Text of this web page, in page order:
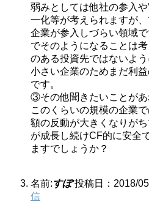
弱みとしては他社の参入
一化等が考えられますが
企業が参入しづらい領域
でそのようになることは
のある投資先ではないよ
小さい企業のためまだ利
です。
③その他聞きたいことが
このくらいの規模の企業
額の反動が大きくなりが
が成長し続けCF的に安全
ますでしょうか？
名前:すぽ 投稿日：2018/
信